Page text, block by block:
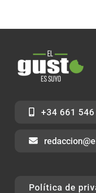
+34 661
Política de